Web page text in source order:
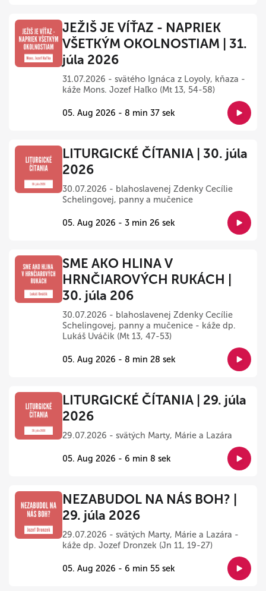
JEŽIŠ JE VÍŤAZ - NAPRIEK
VŠETKÝM OKOLNOSTIAM | 31.
júla 2026
31.07.2026 - svätého Ignáca z Loyoly, kňaza -
káže Mons. Jozef Haľko (Mt 13, 54-58)
05. Aug 2026 - 8 min 37 sek
LITURGICKÉ ČÍTANIA | 30. júla
2026
30.07.2026 - blahoslavenej Zdenky Cecílie
Schelingovej, panny a mučenice
05. Aug 2026 - 3 min 26 sek
SME AKO HLINA V
HRNČIAROVÝCH RUKÁCH |
30. júla 206
30.07.2026 - blahoslavenej Zdenky Cecílie
Schelingovej, panny a mučenice - káže dp.
Lukáš Uváčik (Mt 13, 47-53)
05. Aug 2026 - 8 min 28 sek
LITURGICKÉ ČÍTANIA | 29. júla
2026
29.07.2026 - svätých Marty, Márie a Lazára
05. Aug 2026 - 6 min 8 sek
NEZABUDOL NA NÁS BOH? |
29. júla 2026
29.07.2026 - svätých Marty, Márie a Lazára -
káže dp. Jozef Dronzek (Jn 11, 19-27)
05. Aug 2026 - 6 min 55 sek